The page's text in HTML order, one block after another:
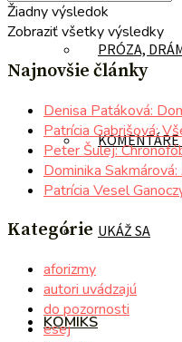
PRÓZA,
KOMENTÁRE
UKÁŽ SA
KOMIKS
Žiadny výsledok
Zobraziť všetky výsledky
Najnovšie články
Denisa Patáková:
Patrícia Gabrišová:
Peter Šulej:
Dominika
Patrícia Vesel
Kategórie
aforizmy
autori uvádzajú
do pozornosti
esej